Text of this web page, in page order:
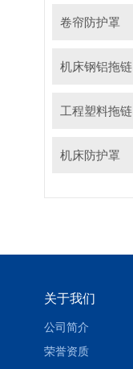
卷帘防护罩
机床钢铝拖链
工程塑料拖链
机床防护罩
关于我们
公司简介
荣誉资质